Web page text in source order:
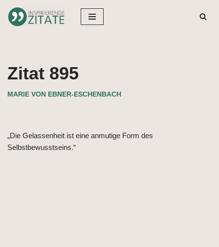
Zum
Zitat 895
MARIE VON EBNER-ESCHENBACH
„Die Gelassenheit ist eine anmutige Form des
Selbstbewusstseins.“